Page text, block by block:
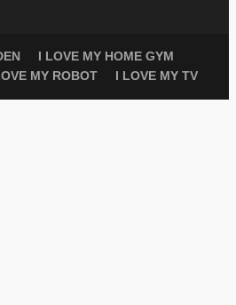
I LOVE MY HOME GYM
MY ROBOT I LOVE MY TV